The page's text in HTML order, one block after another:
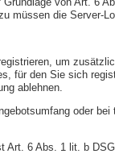
müssen die Server-
um
für den Sie sich
ablehnen.
oder
Art. 6 Abs. 1 lit. b